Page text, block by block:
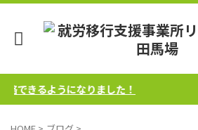
るようになりました！